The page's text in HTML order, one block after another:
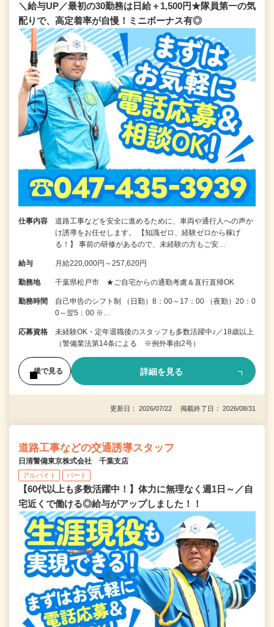
＼給与UP／最初の30勤務は日給＋1,500円★隊員第一の気
配りで、高定着率が自慢！ミニボーナス有◎
仕事内容
道路工事などを安全に進めるために、車両や通行人への声か
け誘導をお任せします。 【知識ゼロ、経験ゼロから稼げ
る！】 事前の研修があるので、未経験の方もご安…
給与 月給220,000円～257,620円
勤務地 千葉県松戸市 ★ご自宅からの通勤考慮＆直行直帰OK
勤務時間
自己申告のシフト制 （日勤）8：00～17：00 （夜勤）20：0
0～翌5：00 ※…
応募資格
未経験OK・定年退職後のスタッフも多数活躍中♪／18歳以上
（警備業法第14条による ※例外事由2号）
後で見る 詳細を見る
更新日： 2026/07/22 掲載終了日： 2026/08/31
道路工事などの交通誘導スタッフ
日清警備東京株式会社 千葉支店
アルバイト パート
【60代以上も多数活躍中！】体力に無理なく週1日～／自
宅近くで働ける◎給与がアップしました！！